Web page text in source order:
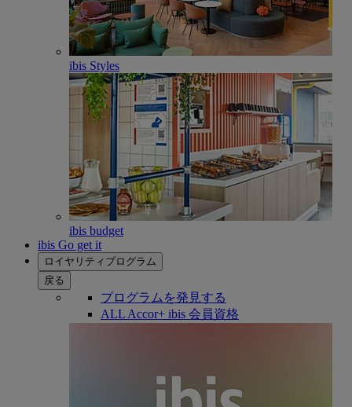
ibis Styles
ibis budget
ibis Go get it
ロイヤリティプログラム
戻る
プログラムを発見する
ALL Accor+ ibis 会員資格